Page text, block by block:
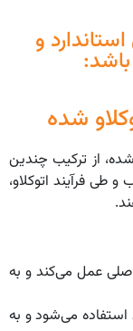
و
شده
شده، از ترکیب چندین
طی فرآیند اتوکلاو،
عمل می‌کند و به
می‌شود و به